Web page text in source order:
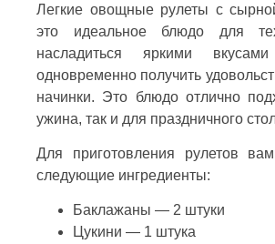
Легкие овощные рулеты с
это идеальное блюдо для
насладиться яркими
одновременно получить
начинки. Это блюдо отлично
ужина, так и для праздничного
Для приготовления рулетов
следующие ингредиенты:
Баклажаны — 2 штуки
Цукини — 1 штука